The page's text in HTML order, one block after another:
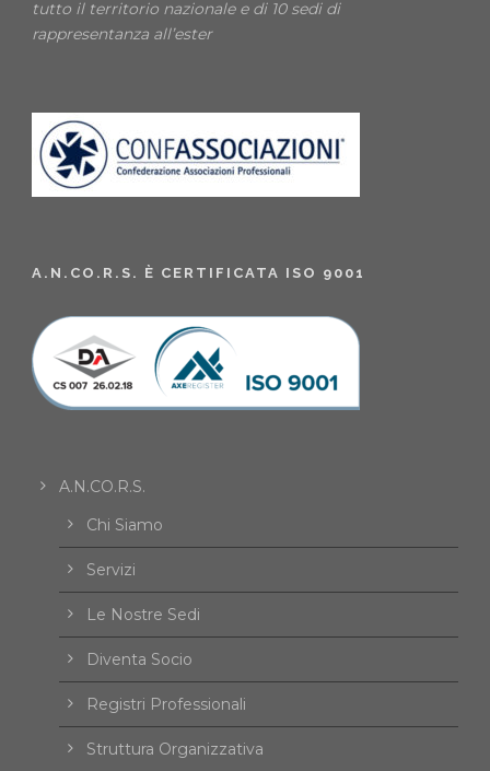
tutto il territorio nazionale e di 10 sedi di
rappresentanza all’ester
A.N.CO.R.S. È CERTIFICATA ISO 9001
A.N.CO.R.S.
Chi Siamo
Servizi
Le Nostre Sedi
Diventa Socio
Registri Professionali
Struttura Organizzativa